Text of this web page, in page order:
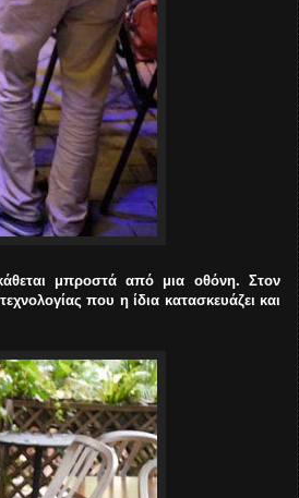
μπροστά από μια οθόνη. Στον
που η ίδια κατασκευάζει και